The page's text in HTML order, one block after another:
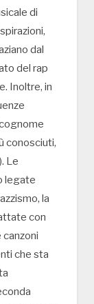
di
dal
del rap
Inoltre, in
conosciuti,
Le
legate
la
con
che sta